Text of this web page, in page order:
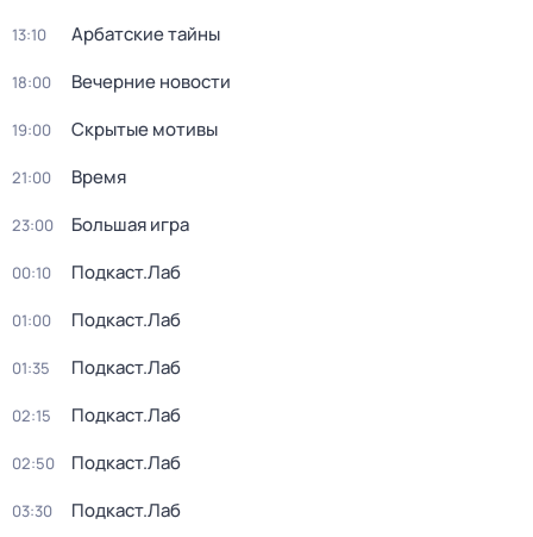
13:10 Арбатские тайны
18:00 Вечерние новости
19:00 Скрытые мотивы
21:00 Время
23:00 Большая игра
00:10 Подкаст.Лаб
01:00 Подкаст.Лаб
01:35 Подкаст.Лаб
02:15 Подкаст.Лаб
02:50 Подкаст.Лаб
03:30 Подкаст.Лаб